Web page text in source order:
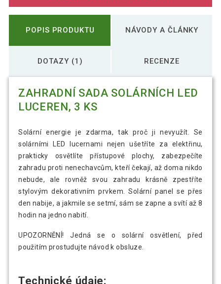
POPIS PRODUKTU NÁVODY A ČLÁNKY
DOTAZY (1) RECENZE
ZAHRADNÍ SADA SOLÁRNÍCH LED
LUCEREN, 3 KS
Solární energie je zdarma, tak proč ji nevyužít. Se
solárními LED lucernami nejen ušetříte za elektřinu,
prakticky osvětlíte přístupové plochy, zabezpečíte
zahradu proti nenechavcům, kteří čekají, až doma nikdo
nebude, ale rovněž svou zahradu krásně zpestříte
stylovým dekorativním prvkem. Solární panel se přes
den nabije, a jakmile se setmí, sám se zapne a svítí až 8
hodin na jedno nabití.
UPOZORNĚNÍ! Jedná se o solární osvětlení, před
použitím prostudujte návod k obsluze.
Technické údaje: